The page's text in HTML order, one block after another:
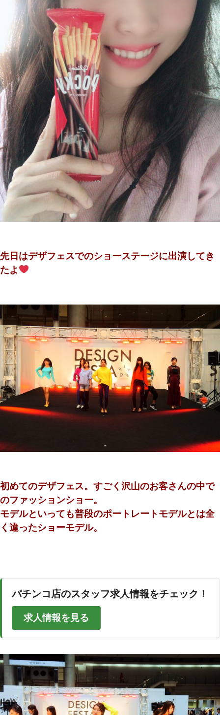
先日はデザフェスでのショーステージに出演してき
たよ
初めてのデザフェス。すごく沢山のお客さんの中で
のファッションショー。
モデルといっても普段のポートレートモデルとは全
く違ったショーモデル。
パチンコ店のスタッフ求人情報をチェック！
求人情報を見る